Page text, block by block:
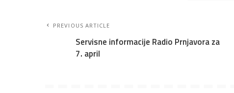
PREVIOUS ARTICLE
Servisne informacije Radio Prnjavora za
7. april